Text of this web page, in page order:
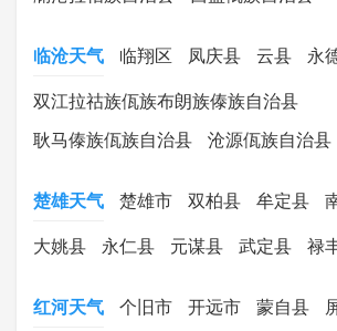
临沧天气 临翔区 凤庆县 云县 永
双江拉祜族佤族布朗族傣族自治县
耿马傣族佤族自治县 沧源佤族自治县
楚雄天气 楚雄市 双柏县 牟定县
大姚县 永仁县 元谋县 武定县 禄
红河天气 个旧市 开远市 蒙自县